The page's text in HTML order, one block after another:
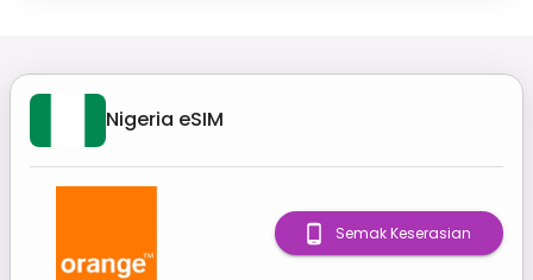
Nigeria eSIM
Semak Keserasian